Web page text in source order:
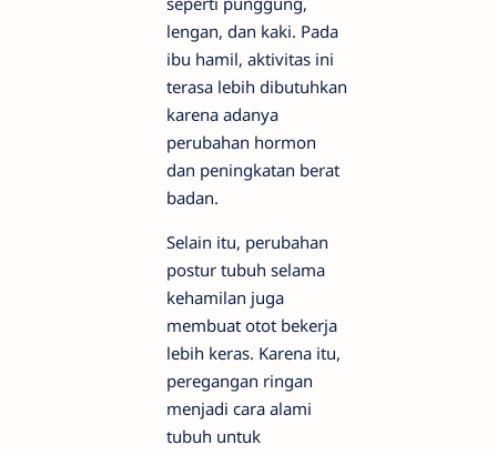
lengan, dan kaki. Pada
ibu hamil, aktivitas ini
terasa lebih dibutuhkan
karena adanya
perubahan hormon
dan peningkatan berat
badan.
Selain itu, perubahan
postur tubuh selama
kehamilan juga
membuat otot bekerja
lebih keras. Karena itu,
peregangan ringan
menjadi cara alami
tubuh untuk